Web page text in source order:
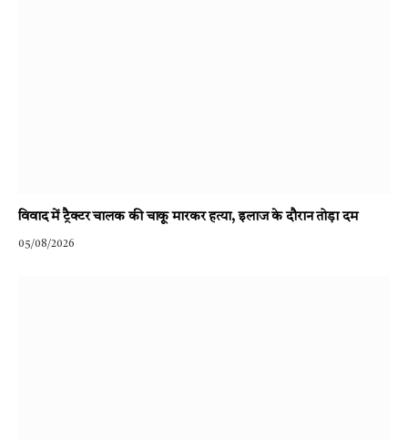
विवाद में ट्रैक्टर चालक की चाकू मारकर हत्या, इलाज के दौरान तोड़ा दम
05/08/2026